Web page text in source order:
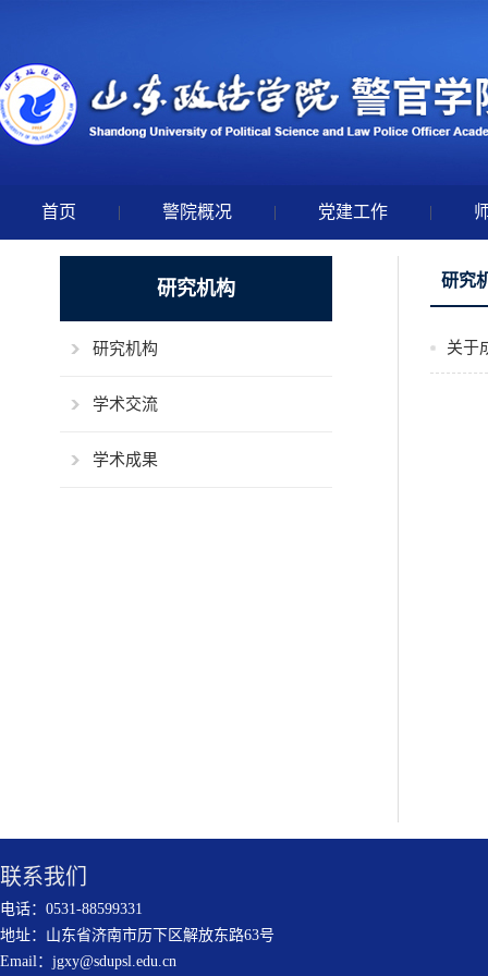
首页 | 警院概况 | 党建工作 |
研究机构
研究机构
学术交流
学术成果
研究
关于
联系我们
电话：0531-88599331
地址：山东省济南市历下区解放东路63号
Email：jgxy@sdupsl.edu.cn